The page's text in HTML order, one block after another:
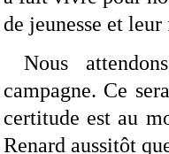
de jeunesse et
Nous
campagne. Ce
certitude est au
Renard aussitôt